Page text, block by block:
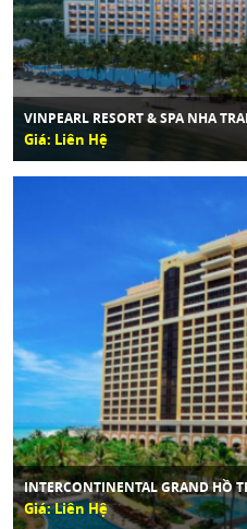
VINPEARL RESORT & SPA NHA
Giá: Liên Hệ
INTERCONTINENTAL GRAND HỒ
Giá: Liên Hệ